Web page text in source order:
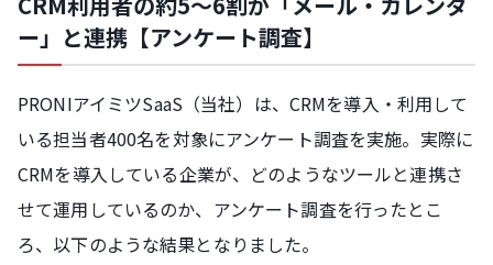
ー」と連携【アンケート調査】
PRONIアイミツSaaS（当社）は、CRMを導入・利用して
いる担当者400名を対象にアンケート調査を実施。実際に
CRMを導入している企業が、どのようなツールと連携さ
せて運用しているのか、アンケート調査を行ったとこ
ろ、以下のような結果となりました。